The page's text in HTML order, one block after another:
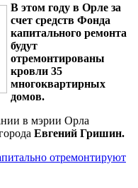
В этом году в Орле за
счет средств Фонда
капитального ремонта
будут
отремонтированы
кровли 35
многоквартирных
домов.
в мэрии Орла
Евгений Гришин.
отремонтируют